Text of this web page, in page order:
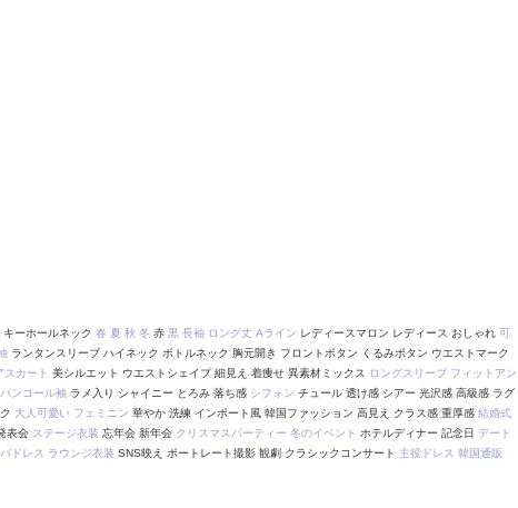
キーホールネック 春 夏 秋 冬 赤 黒 長袖 ロング丈 Aライン レディースマロン レディース おしゃれ 可
ランタンスリーブ ハイネック ボトルネック 胸元開き フロントボタン くるみボタン ウエストマーク
スカート 美シルエット ウエストシェイプ 細見え 着痩せ 異素材ミックス ロングスリーブ フィットアン
ンコール袖ラメ入り シャイニー とろみ 落ち感 シフォン チュール 透け感 シアー 光沢感 高級感 ラグ
大人可愛い フェミニン 華やか 洗練 インポート風 韓国ファッション 高見え クラス感 重厚感 結婚式
表会 ステージ衣装 忘年会 新年会 クリスマスパーティー 冬のイベント ホテルディナー 記念日 デート
ドレス ラウンジ衣装 SNS映え ポートレート撮影 観劇 クラシックコンサート 主役ドレス 韓国通販